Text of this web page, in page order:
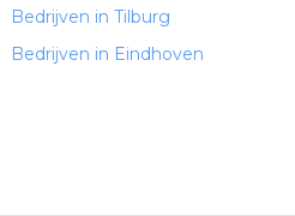
Bedrijven in Tilburg
Bedrijven in Eindhoven